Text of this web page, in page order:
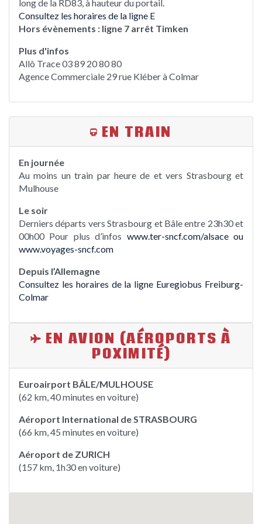
long de la RD83, à hauteur du portail.
Consultez les horaires de la ligne E
Hors évènements : ligne 7 arrêt Timken
Plus d'infos
Allô Trace 03 89 20 80 80
Agence Commerciale 29 rue Kléber à Colmar
EN TRAIN
En journée
Au moins un train par heure de et vers Strasbourg et
Mulhouse
Le soir
Derniers départs vers Strasbourg et Bâle entre 23h30 et
00h00 Pour plus d’infos www.ter-sncf.com/alsace ou
www.voyages-sncf.com
Depuis l’Allemagne
Consultez les horaires de la ligne Euregiobus Freiburg-
Colmar
EN AVION (AÉROPORTS À
POXIMITÉ)
Euroairport BÂLE/MULHOUSE
(62 km, 40 minutes en voiture)
Aéroport International de STRASBOURG
(66 km, 45 minutes en voiture)
Aéroport de ZURICH
(157 km, 1h30 en voiture)